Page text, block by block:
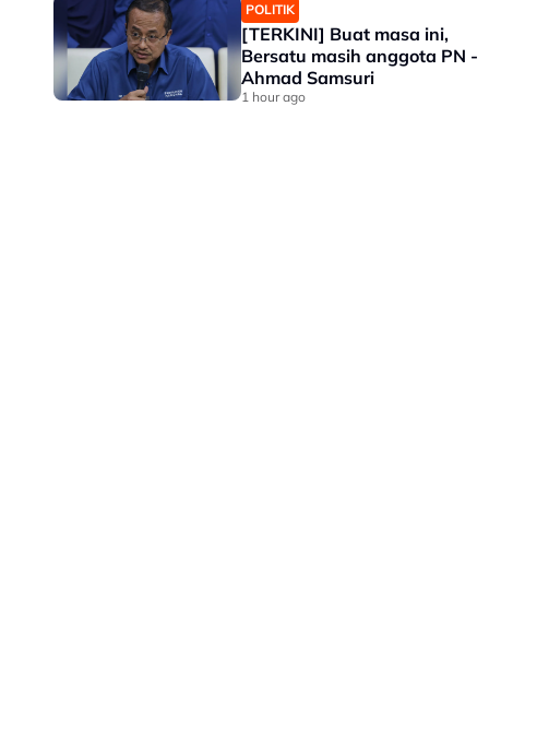
POLITIK
[TERKINI] Buat masa ini,
Bersatu masih anggota PN -
Ahmad Samsuri
1 hour ago